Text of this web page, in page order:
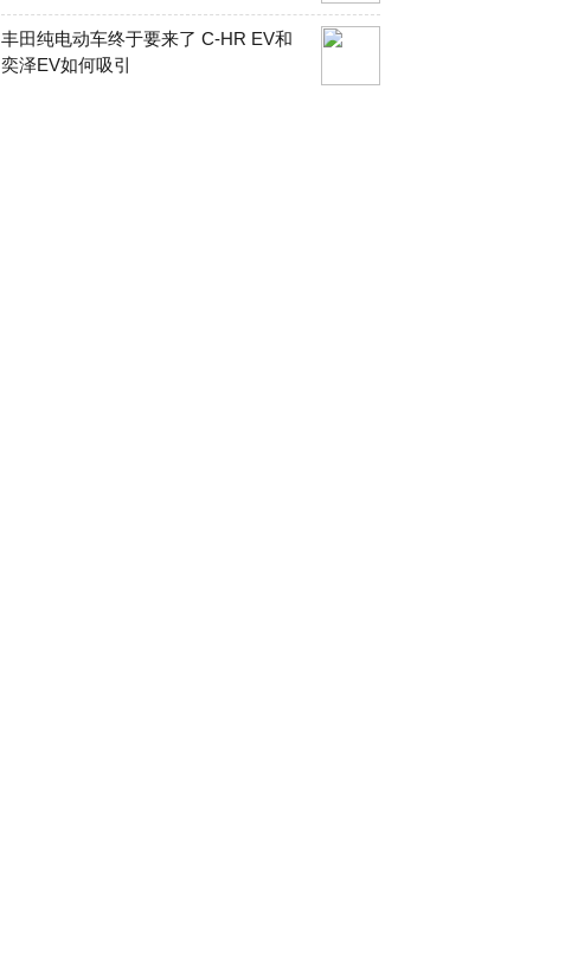
丰田纯电动车终于要来了 C-HR EV和
奕泽EV如何吸引